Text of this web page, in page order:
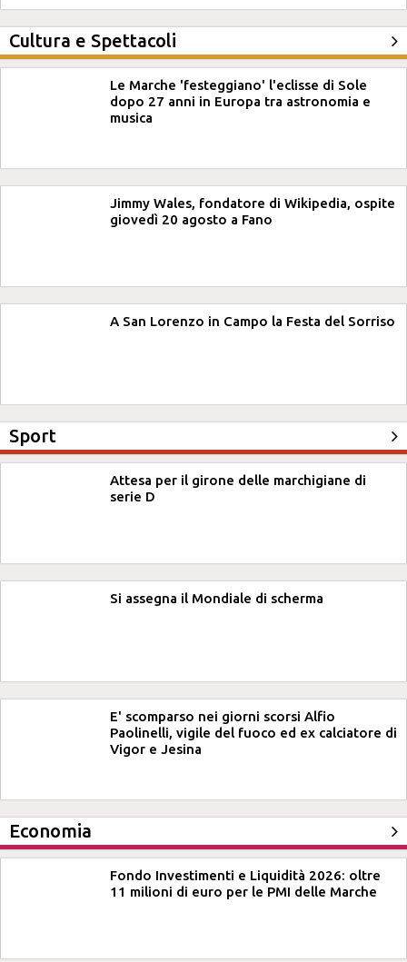
Cultura e Spettacoli
Le Marche 'festeggiano' l'eclisse di Sole
dopo 27 anni in Europa tra astronomia e
musica
Jimmy Wales, fondatore di Wikipedia, ospite
giovedì 20 agosto a Fano
A San Lorenzo in Campo la Festa del Sorriso
Sport
Attesa per il girone delle marchigiane di
serie D
Si assegna il Mondiale di scherma
E' scomparso nei giorni scorsi Alfio
Paolinelli, vigile del fuoco ed ex calciatore di
Vigor e Jesina
Economia
Fondo Investimenti e Liquidità 2026: oltre
11 milioni di euro per le PMI delle Marche